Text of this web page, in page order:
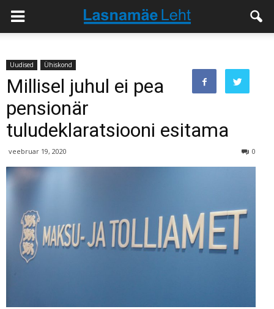
Uudised Ühiskond
Millisel juhul ei pea
pensionär
tuludeklaratsiooni esitama
veebruar 19, 2020 0